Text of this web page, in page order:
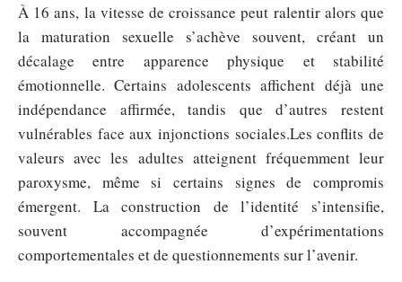
À 16 ans, la vitesse de croissance peut ralentir alors que
la maturation sexuelle s’achève souvent, créant un
décalage entre apparence physique et stabilité
émotionnelle. Certains adolescents affichent déjà une
indépendance affirmée, tandis que d’autres restent
vulnérables face aux injonctions sociales.Les conflits de
valeurs avec les adultes atteignent fréquemment leur
paroxysme, même si certains signes de compromis
émergent. La construction de l’identité s’intensifie,
souvent accompagnée d’expérimentations
comportementales et de questionnements sur l’avenir.